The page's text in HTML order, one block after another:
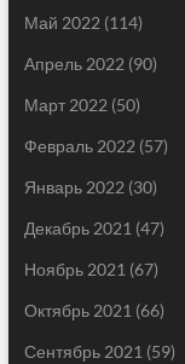
Май 2022 (114)
Апрель 2022 (90)
Март 2022 (50)
Февраль 2022 (57)
Январь 2022 (30)
Декабрь 2021 (47)
Ноябрь 2021 (67)
Октябрь 2021 (66)
Сентябрь 2021 (59)